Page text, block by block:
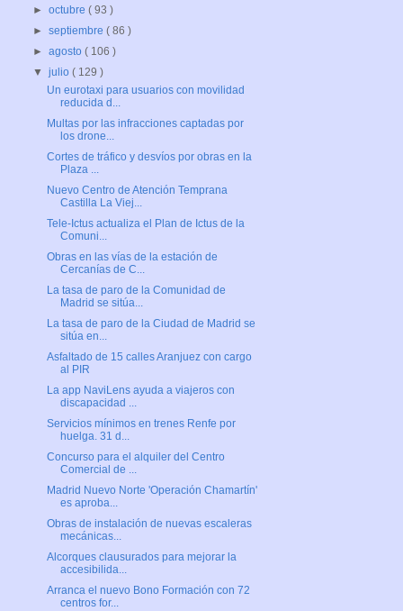
►octubre( 93 )
►septiembre( 86 )
►agosto( 106 )
▼julio( 129 )
Un eurotaxi para usuarios con movilidad
reducida d...
Multas por las infracciones captadas por
los drone...
Cortes de tráfico y desvíos por obras en la
Plaza ...
Nuevo Centro de Atención Temprana
Castilla La Viej...
Tele-Ictus actualiza el Plan de Ictus de la
Comuni...
Obras en las vías de la estación de
Cercanías de C...
La tasa de paro de la Comunidad de
Madrid se sitúa...
La tasa de paro de la Ciudad de Madrid se
sitúa en...
Asfaltado de 15 calles Aranjuez con cargo
al PIR
La app NaviLens ayuda a viajeros con
discapacidad ...
Servicios mínimos en trenes Renfe por
huelga. 31 d...
Concurso para el alquiler del Centro
Comercial de ...
Madrid Nuevo Norte 'Operación Chamartín'
es aproba...
Obras de instalación de nuevas escaleras
mecánicas...
Alcorques clausurados para mejorar la
accesibilida...
Arranca el nuevo Bono Formación con 72
centros for...